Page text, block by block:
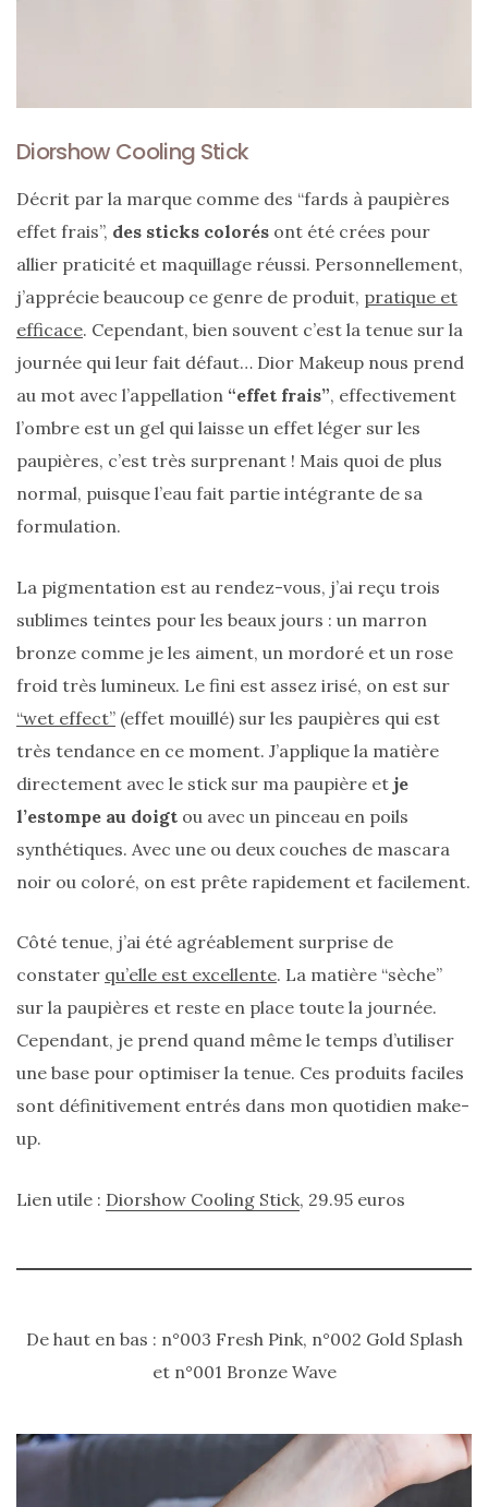
(15)
Lecture/Séries
Vie
Mode
(502)
Actualités
mode
Conseils
mode
Découvertes
mode
(5)
achats
(45)
(175)
Luxe
maroquinerie
Sélections
shopping
(43)
ARCHIVES
DU BLOG
Diorshow Cooling Stick
Décrit par la marque comme des “fards à paupières
effet frais”, des sticks colorés ont été crées pour
allier praticité et maquillage réussi. Personnellement,
j’apprécie beaucoup ce genre de produit, pratique et
efficace. Cependant, bien souvent c’est la tenue sur la
journée qui leur fait défaut… Dior Makeup nous prend
au mot avec l’appellation “effet frais”, effectivement
l’ombre est un gel qui laisse un effet léger sur les
paupières, c’est très surprenant ! Mais quoi de plus
normal, puisque l’eau fait partie intégrante de sa
formulation.
La pigmentation est au rendez-vous, j’ai reçu trois
sublimes teintes pour les beaux jours : un marron
bronze comme je les aiment, un mordoré et un rose
froid très lumineux. Le fini est assez irisé, on est sur
“wet effect” (effet mouillé) sur les paupières qui est
très tendance en ce moment. J’applique la matière
directement avec le stick sur ma paupière et je
l’estompe au doigt ou avec un pinceau en poils
synthétiques. Avec une ou deux couches de mascara
noir ou coloré, on est prête rapidement et facilement.
Côté tenue, j’ai été agréablement surprise de
constater qu’elle est excellente. La matière “sèche”
sur la paupières et reste en place toute la journée.
Cependant, je prend quand même le temps d’utiliser
une base pour optimiser la tenue. Ces produits faciles
sont définitivement entrés dans mon quotidien make-
up.
Lien utile : Diorshow Cooling Stick, 29.95 euros
De haut en bas : n°003 Fresh Pink, n°002 Gold Splash
et n°001 Bronze Wave